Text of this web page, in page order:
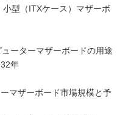
型（ITXケース）マザーボ
ーターマザーボードの用途
年
マザーボード市場規模と予